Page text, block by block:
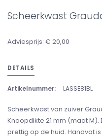
Scheerkwast
Adviesprijs: € 20,00
DETAILS
Artikelnummer: LASSE81BL
Scheerkwast van zuiver
Knoopdikte 21 mm (maat
prettig op de huid. Handvat